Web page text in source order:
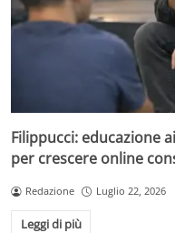
Filippucci: educazione
per crescere online
Redazione Luglio 22, 2026
Leggi di più